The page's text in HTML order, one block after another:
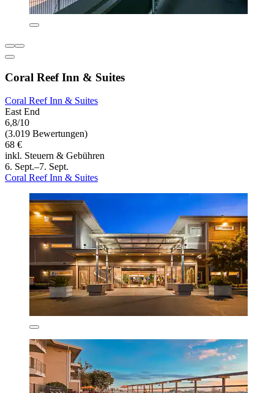
Coral Reef Inn & Suites
Coral Reef Inn & Suites
East End
6,8/10
(3.019 Bewertungen)
68 €
inkl. Steuern & Gebühren
6. Sept.–7. Sept.
Coral Reef Inn & Suites